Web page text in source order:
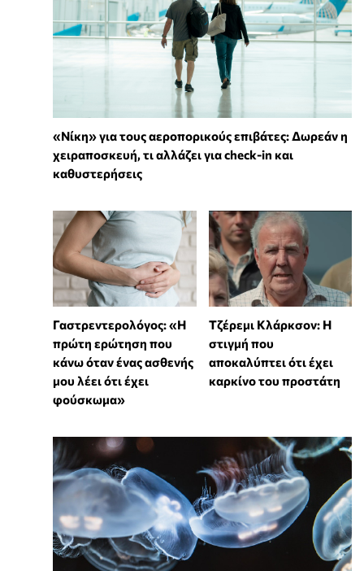
«Νίκη» για τους αεροπορικούς επιβάτες: Δωρεάν η
χειραποσκευή, τι αλλάζει για check-in και
καθυστερήσεις
Γαστρεντερολόγος: «Η
πρώτη ερώτηση που
κάνω όταν ένας ασθενής
μου λέει ότι έχει
φούσκωμα»
Τζέρεμι Κλάρκσον: Η
στιγμή που
αποκαλύπτει ότι έχει
καρκίνο του προστάτη